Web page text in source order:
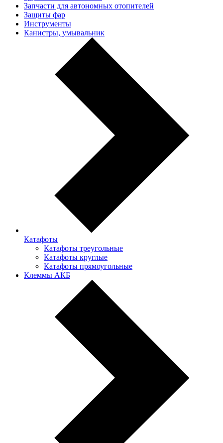
Запчасти для автономных отопителей
Защиты фар
Инструменты
Канистры, умывальник
Катафоты
Катафоты треугольные
Катафоты круглые
Катафоты прямоугольные
Клеммы АКБ